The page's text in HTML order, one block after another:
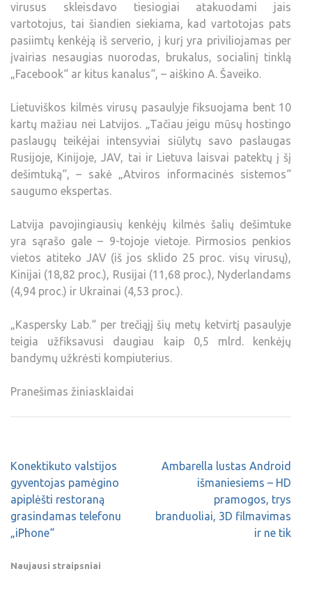
virusus skleisdavo tiesiogiai atakuodami jais
vartotojus, tai šiandien siekiama, kad vartotojas pats
pasiimtų kenkėją iš serverio, į kurį yra priviliojamas per
įvairias nesaugias nuorodas, brukalus, socialinį tinklą
„Facebook“ ar kitus kanalus“, – aiškino A. Šaveiko.
Lietuviškos kilmės virusų pasaulyje fiksuojama bent 10
kartų mažiau nei Latvijos. „Tačiau jeigu mūsų hostingo
paslaugų teikėjai intensyviai siūlytų savo paslaugas
Rusijoje, Kinijoje, JAV, tai ir Lietuva laisvai patektų į šį
dešimtuką“, – sakė „Atviros informacinės sistemos“
saugumo ekspertas.
Latvija pavojingiausių kenkėjų kilmės šalių dešimtuke
yra sąrašo gale – 9-tojoje vietoje. Pirmosios penkios
vietos atiteko JAV (iš jos sklido 25 proc. visų virusų),
Kinijai (18,82 proc.), Rusijai (11,68 proc.), Nyderlandams
(4,94 proc.) ir Ukrainai (4,53 proc.).
„Kaspersky Lab.“ per trečiąjį šių metų ketvirtį pasaulyje
teigia užfiksavusi daugiau kaip 0,5 mlrd. kenkėjų
bandymų užkrėsti kompiuterius.
Pranešimas žiniasklaidai
Konektikuto valstijos
gyventojas pamėgino
apiplėšti restoraną
grasindamas telefonu
„iPhone“
Ambarella lustas Android
išmaniesiems – HD
pramogos, trys
branduoliai, 3D filmavimas
ir ne tik
Naujausi straipsniai